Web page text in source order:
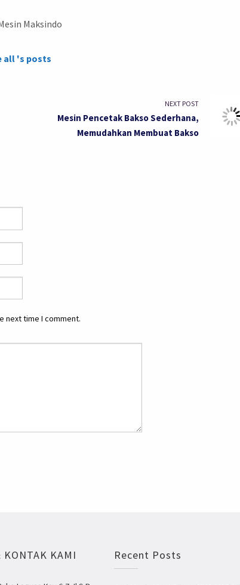
Maksindo
all 's posts
NEXT POST
Mesin Pencetak Bakso Sederhana,
Memudahkan Membuat Bakso
next time I comment.
KONTAK KAMI Recent Posts